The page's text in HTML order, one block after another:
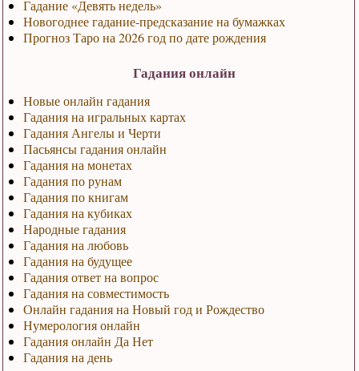
Гадание «Девять недель»
Новогоднее гадание-предсказание на бумажках
Прогноз Таро на 2026 год по дате рождения
Гадания онлайн
Новые онлайн гадания
Гадания на игральных картах
Гадания Ангелы и Черти
Пасьянсы гадания онлайн
Гадания на монетах
Гадания по рунам
Гадания по книгам
Гадания на кубиках
Народные гадания
Гадания на любовь
Гадания на будущее
Гадания ответ на вопрос
Гадания на совместимость
Онлайн гадания на Новый год и Рождество
Нумерология онлайн
Гадания онлайн Да Нет
Гадания на день